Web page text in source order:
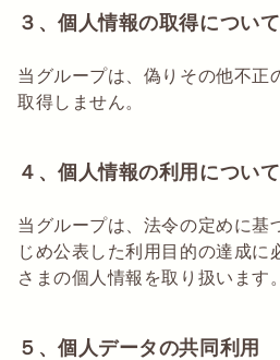
３、個人情報の取得について
当グループは、偽りその他不正
取得しません。
４、個人情報の利用について
当グループは、法令の定めに基
じめ公表した利用目的の達成に
さまの個人情報を取り扱います。
５、個人データの共同利用